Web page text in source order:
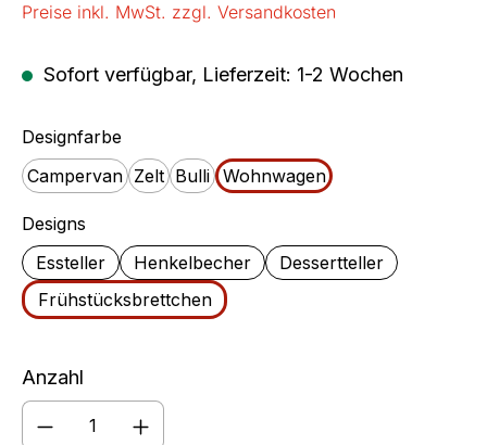
Preise inkl. MwSt. zzgl. Versandkosten
Sofort verfügbar, Lieferzeit: 1-2 Wochen
Designfarbeauswählen
Campervan Zelt Bulli Wohnwagen
Designs
Essteller
Henkelbecher
Dessertteller
Frühstücksbrettchen
Anzahl
Produkt Anzahl: Gib den gewünschten